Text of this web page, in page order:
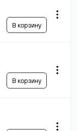
В корзину
В корзину